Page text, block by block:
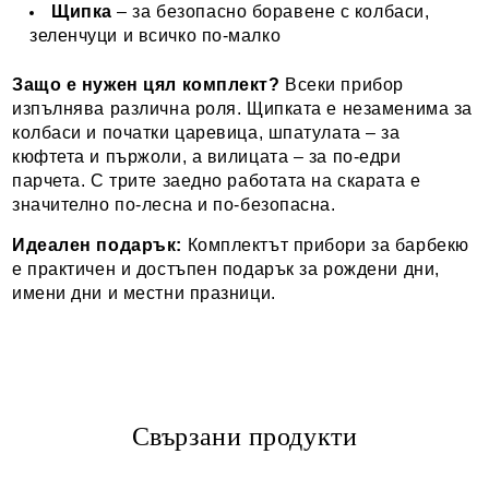
Щипка – за безопасно боравене с колбаси,
зеленчуци и всичко по-малко
Защо е нужен цял комплект? Всеки прибор
изпълнява различна роля. Щипката е незаменима за
колбаси и початки царевица, шпатулата – за
кюфтета и пържоли, а вилицата – за по-едри
парчета. С трите заедно работата на скарата е
значително по-лесна и по-безопасна.
Идеален подарък: Комплектът прибори за барбекю
е практичен и достъпен подарък за рождени дни,
имени дни и местни празници.
Свързани продукти